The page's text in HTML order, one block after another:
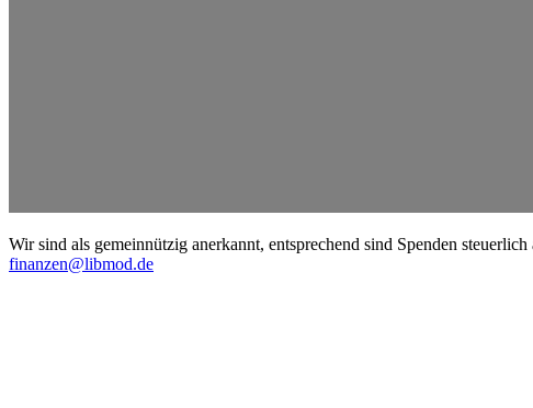
Wir sind als gemein­nützig anerkannt, entspre­chend sind Spenden
finanzen@libmod.de